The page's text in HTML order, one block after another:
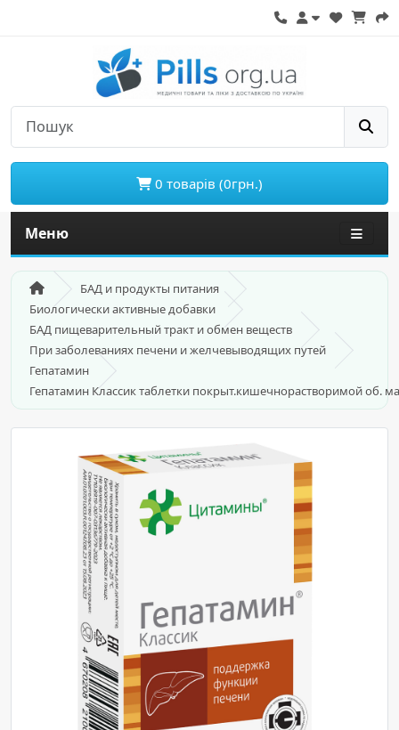
0 товарів (0грн.)
Меню
БАД и продукты питания
Биологически активные добавки
БАД пищеварительный тракт и обмен веществ
При заболеваниях печени и желчевыводящих путей
Гепатамин
Гепатамин Классик таблетки покрыт.кишечнорастворимой об.